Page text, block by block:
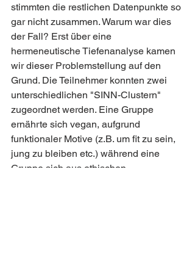
stimmten die restlichen Datenpunkte so
gar nicht zusammen. Warum war dies
der Fall? Erst über eine
hermeneutische Tiefenanalyse kamen
wir dieser Problemstellung auf den
Grund. Die Teilnehmer konnten zwei
unterschiedlichen "SINN-Clustern"
zugeordnet werden. Eine Gruppe
ernährte sich vegan, aufgrund
funktionaler Motive (z.B. um fit zu sein,
jung zu bleiben etc.) während eine
Gruppe sich aus ethischen